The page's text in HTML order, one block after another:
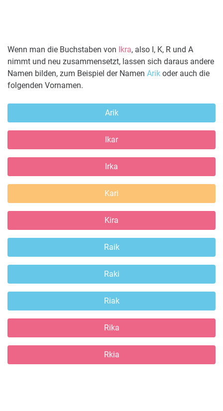
Wenn man die Buchstaben von Ikra, also I, K, R und A
nimmt und neu zusammensetzt, lassen sich daraus andere
Namen bilden, zum Beispiel der Namen Arik oder auch die
folgenden Vornamen.
Arik
Ikar
Irka
Kari
Kira
Raik
Raki
Riak
Rika
Rkia